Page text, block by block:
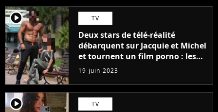
player2 TV
Deux stars de télé-réalité
débarquent sur Jacquie et Michel
et tournent un film porno : les
premières images du tournage
(exclu)
19 juin 2023
player2 TV